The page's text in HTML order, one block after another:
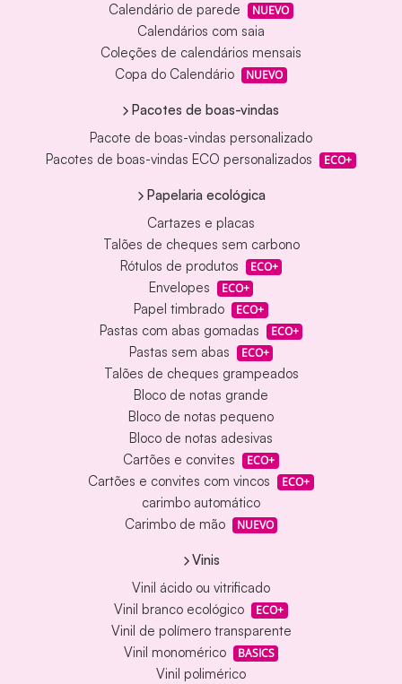
Calendário de parede
NUEVO
Calendários com saia
Coleções de calendários mensais
Copa do Calendário
NUEVO
Pacotes de boas-vindas
Pacote de boas-vindas personalizado
Pacotes de boas-vindas ECO personalizados
ECO+
Papelaria ecológica
Cartazes e placas
Talões de cheques sem carbono
Rótulos de produtos
ECO+
Envelopes ECO+
Papel timbrado ECO+
Pastas com abas gomadas ECO+
Pastas sem abas ECO+
Talões de cheques grampeados
Bloco de notas grande
Bloco de notas pequeno
Bloco de notas adesivas
Cartões e convites
ECO+
Cartões e convites com vincos ECO+
carimbo automático
Carimbo de mão
NUEVO
Vinis
Vinil ácido ou vitrificado
Vinil branco ecológico
ECO+
Vinil de polímero transparente
Vinil monomérico
BASICS
Vinil polimérico